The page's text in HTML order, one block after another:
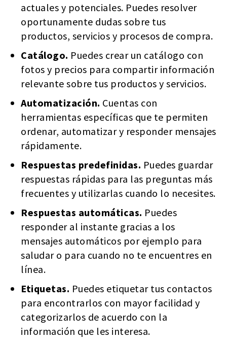
actuales y potenciales. Puedes resolver
oportunamente dudas sobre tus
productos, servicios y procesos de compra.
Catálogo. Puedes crear un catálogo con
fotos y precios para compartir información
relevante sobre tus productos y servicios.
Automatización. Cuentas con
herramientas específicas que te permiten
ordenar, automatizar y responder mensajes
rápidamente.
Respuestas predefinidas. Puedes guardar
respuestas rápidas para las preguntas más
frecuentes y utilizarlas cuando lo necesites.
Respuestas automáticas. Puedes
responder al instante gracias a los
mensajes automáticos por ejemplo para
saludar o para cuando no te encuentres en
línea.
Etiquetas. Puedes etiquetar tus contactos
para encontrarlos con mayor facilidad y
categorizarlos de acuerdo con la
información que les interesa.